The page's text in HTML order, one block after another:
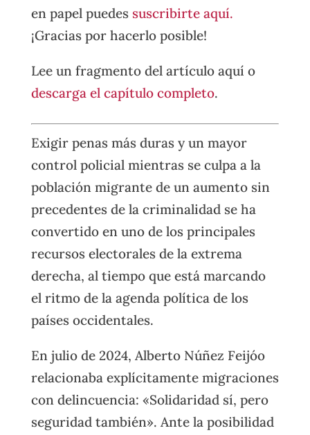
en papel puedes suscribirte aquí.
¡Gracias por hacerlo posible!
Lee un fragmento del artículo aquí o
descarga el capítulo completo.
Exigir penas más duras y un mayor
control policial mientras se culpa a la
población migrante de un aumento sin
precedentes de la criminalidad se ha
convertido en uno de los principales
recursos electorales de la extrema
derecha, al tiempo que está marcando
el ritmo de la agenda política de los
países occidentales.
En julio de 2024, Alberto Núñez Feijóo
relacionaba explícitamente migraciones
con delincuencia: «Solidaridad sí, pero
seguridad también». Ante la posibilidad